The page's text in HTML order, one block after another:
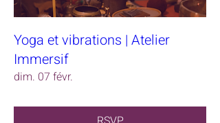
Yoga et vibrations | Atelier
Immersif
dim. 07 févr.